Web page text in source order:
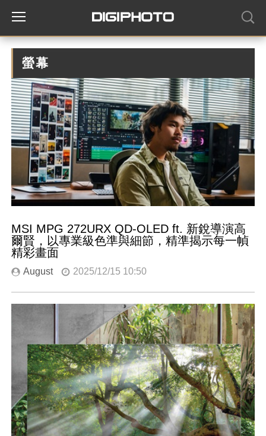
螢幕
MSI MPG 272URX QD-OLED ft. 新銳導演高
爾賢，以專業級色準與細節，精準揭示每一幀
精彩畫面
August 2025/12/15 10:50